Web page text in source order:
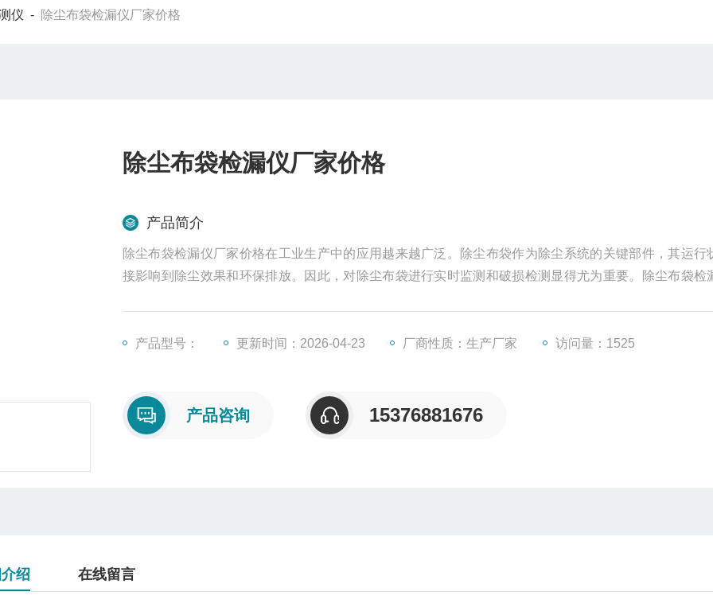
仪 - 除尘布袋检漏仪厂家价格
除尘布袋检漏仪厂家价格
产品简介
除尘布袋检漏仪厂家价格在工业生产中的应用越来越广泛。除尘布袋作为除尘系统的关键部件，其运行
接影响到除尘效果和环保排放。因此，对除尘布袋进行实时监测和破损检测显得尤为重要。除尘布袋检
产品型号： 更新时间：2026-04-23 厂商性质：生产厂家 访问量：1525
产品咨询 15376881676
绍 在线留言